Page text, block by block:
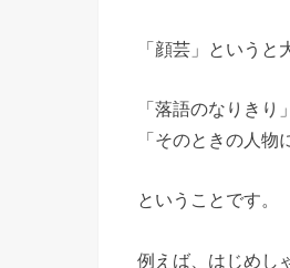
「顔芸」というと
「落語のなりきり」
「そのときの人物
ということです。
例えば、はじめし